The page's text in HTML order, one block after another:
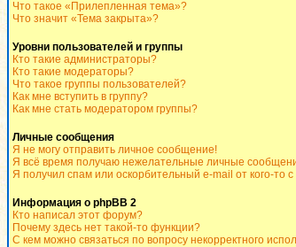
Что такое «Прилепленная тема»?
Что значит «Тема закрыта»?
Уровни пользователей и группы
Кто такие администраторы?
Кто такие модераторы?
Что такое группы пользователей?
Как мне вступить в группу?
Как мне стать модератором группы?
Личные сообщения
Я не могу отправить личное сообщение!
Я всё время получаю нежелательные личные
Я получил спам или оскорбительный e-mail от кого-то
Информация о phpBB 2
Кто написал этот форум?
Почему здесь нет такой-то функции?
С кем можно связаться по вопросу некорректного